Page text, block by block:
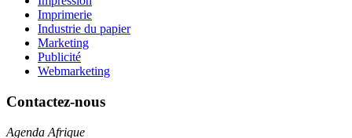
Imprimerie
Industrie du papier
Marketing
Publicité
Webmarketing
Contactez-nous
Agenda Afrique